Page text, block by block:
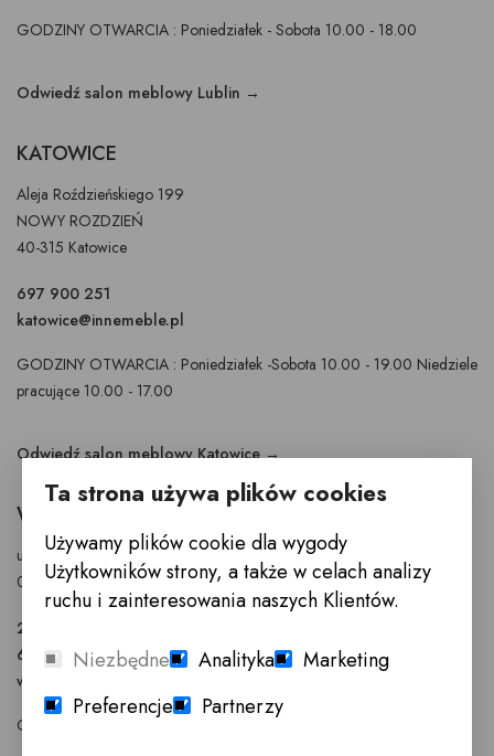
GODZINY OTWARCIA : Poniedziałek - Sobota 10.00 - 18.00
Odwiedź salon meblowy Lublin →
KATOWICE
Aleja Roździeńskiego 199
NOWY ROZDZIEŃ
40-315 Katowice
697 900 251
katowice@innemeble.pl
GODZINY OTWARCIA : Poniedziałek -Sobota 10.00 - 19.00 Niedziele
pracujące 10.00 - 17.00
Odwiedź salon meblowy Katowice →
WARSZAWA
ul. Puławska 326 - budynek Enel-Med
02-819 Warszawa
22 855 40 97
601 777 299
warszawa@innemeble.pl
GODZINY OTWARCIA : Poniedziałek -Sobota 10.00 - 18.00
Ta strona używa plików cookies
Używamy plików cookie dla wygody
Użytkowników strony, a także w celach analizy
ruchu i zainteresowania naszych Klientów.
Niezbędne Analityka
Marketing
Preferencje
Partnerzy